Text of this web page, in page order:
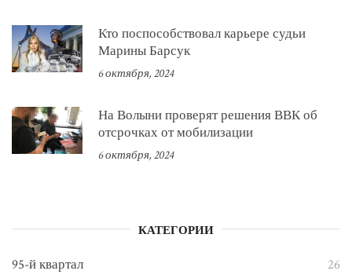
Кто поспособствовал карьере судьи
Марины Барсук
6 октября, 2024
На Волыни проверят решения ВВК об
отсрочках от мобилизации
6 октября, 2024
КАТЕГОРИИ
95-й квартал
26